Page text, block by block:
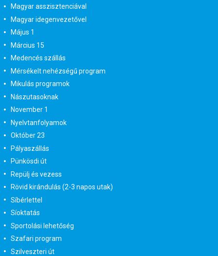
Magyar asszisztenciával
Magyar idegenvezetővel
Május 1
Március 15
Medencés szállás
Mérsékelt nehézségű program
Mikulás programok
Nászutasoknak
November 1
Nyelvtanfolyamok
Október 23
Pályaszállás
Pünkösdi út
Repülj és vezess
Rövid kirándulás (2-3 napos utak)
Síbérlettel
Síoktatás
Sportolási lehetőség
Szafari program
Szilveszteri út